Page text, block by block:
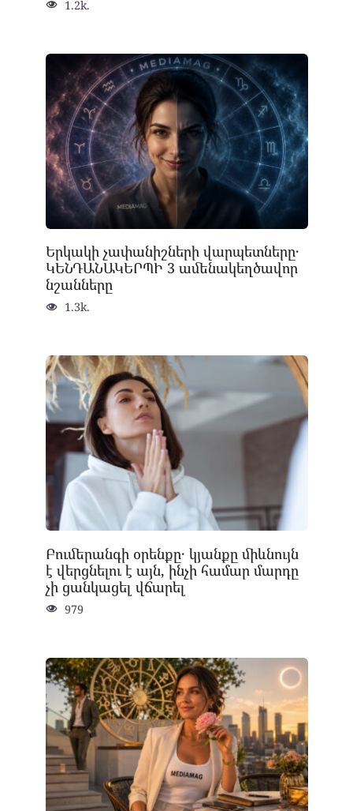
1.2k.
Երկակի չափանիշների վարպետները․
ԿԵՆԴԱՆԱԿԵՐՊԻ 3 ամենակեղծավոր
նշանները
1.3k.
Բումերանգի օրենքը․ կյանքը միևնույն
է վերցնելու է այն, ինչի համար մարդը
չի ցանկացել վճարել
979